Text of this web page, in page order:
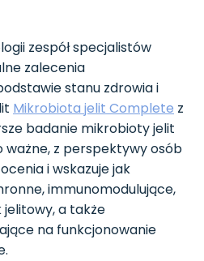
zespół specjalistów
zalecenia
stanu zdrowia i
Mikrobiota jelit Complete z
badanie mikrobioty jelit
ważne, z perspektywy osób
i wskazuje jak
immunomodulujące,
jelitowy, a także
na funkcjonowanie